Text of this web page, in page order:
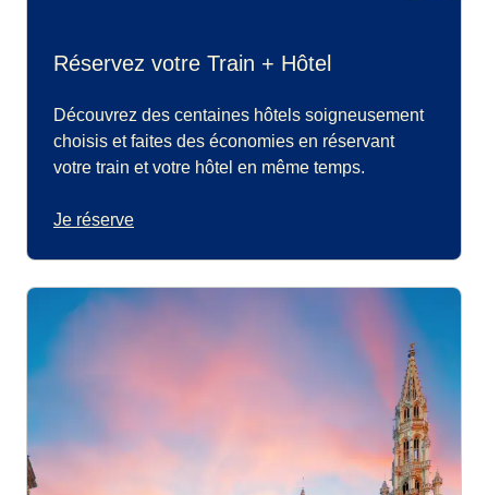
Réservez votre Train + Hôtel
Découvrez des centaines hôtels soigneusement
choisis et faites des économies en réservant
votre train et votre hôtel en même temps.
Je réserve